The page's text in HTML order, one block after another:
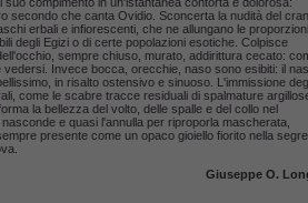
secondo che canta Ovidio. Sconcerta la nudità del
erbali e infiorescenti, che ne allungano le proporzioni
degli Egizi o di certe popolazioni esotiche. Colpisce
sempre chiuso, murato, addirittura cecato:
vedersi. Invece bocca, orecchie, naso sono esibiti: il
in risalto ostensivo e sinuoso. L'immissione
come le scabre tracce residuali di spalmature
la bellezza del volto, delle spalle e del collo nel
e quasi l'annulla per riproporla mascherata,
presente come un opaco gioiello fiorito nella
Giuseppe O.